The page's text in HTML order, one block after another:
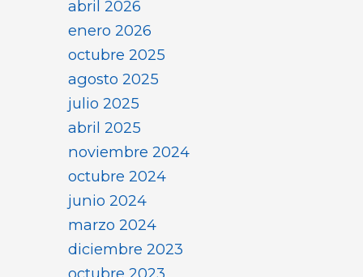
abril 2026
enero 2026
octubre 2025
agosto 2025
julio 2025
abril 2025
noviembre 2024
octubre 2024
junio 2024
marzo 2024
diciembre 2023